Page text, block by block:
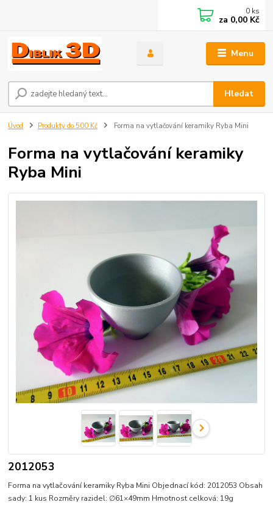
Menu
Hledat
0 ks
za 0,00 Kč
Úvod Produkty do 500 Kč Forma na vytlačování keramiky Ryba Mini
Forma na vytlačování keramiky
Ryba Mini
2012053
Forma na vytlačování keramiky Ryba Mini Objednací kód: 2012053 Obsah
sady: 1 kus Rozměry razidel: ∅61×49mm Hmotnost celková: 19g